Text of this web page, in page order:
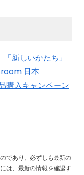
新しいかたち」
日本
購入キャンペーン
であり、必ずしも最新の
は、最新の情報を確認す